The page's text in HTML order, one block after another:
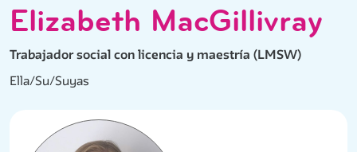
Elizabeth MacGillivray
Trabajador social con licencia y maestría (LMSW)
Ella/Su/Suyas